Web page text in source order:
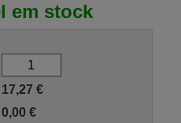
em stock
17,27 €
0,00 €